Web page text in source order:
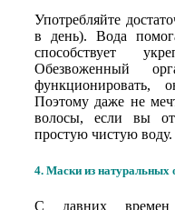
Употребляйте
в день). Вода
способствует
Обезвоженный
функционировать,
Поэтому даже не
волосы, если вы
простую чистую воду.
4. Маски из натуральных
С давних времен